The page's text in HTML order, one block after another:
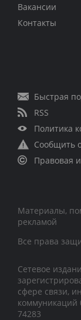
Вакансии
Контакты
Быстрая
RSS
Политика
Сообщить
Правовая
Материалы,
рекламой
Все права
Сетевое
сфере связи,
74283